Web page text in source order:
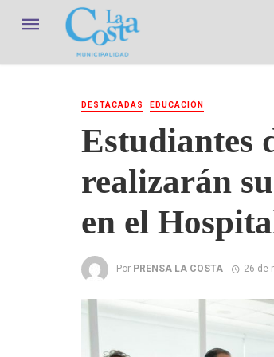
DESTACADAS EDUCACIÓN
Estudiantes
realizarán
en el
Por PRENSA LA COSTA 26 de